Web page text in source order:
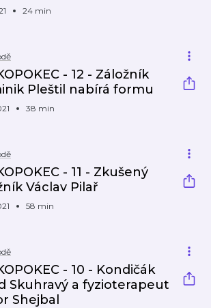
24 min
- 12 - Záložník
Pleštil nabírá formu
38 min
- 11 - Zkušený
Václav Pilař
58 min
- 10 - Kondičák
Skuhravý a fyzioterapeut
Shejbal